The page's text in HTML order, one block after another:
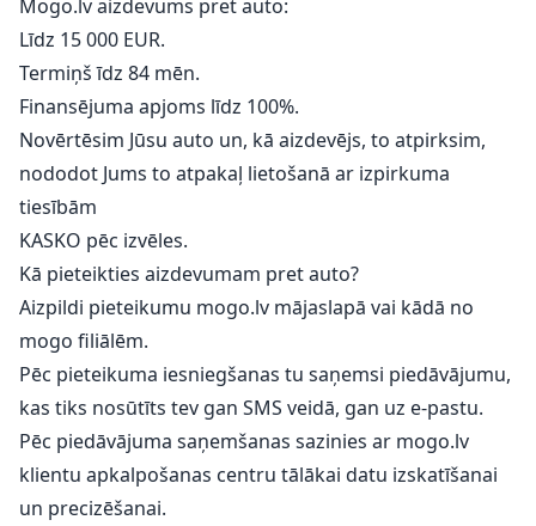
Mogo.lv aizdevums pret auto:
Līdz 15 000 EUR.
Termiņš īdz 84 mēn.
Finansējuma apjoms līdz 100%.
Novērtēsim Jūsu auto un, kā aizdevējs, to atpirksim,
nododot Jums to atpakaļ lietošanā ar izpirkuma
tiesībām
KASKO pēc izvēles.
Kā pieteikties aizdevumam pret auto?
Aizpildi pieteikumu mogo.lv mājaslapā vai kādā no
mogo filiālēm.
Pēc pieteikuma iesniegšanas tu saņemsi piedāvājumu,
kas tiks nosūtīts tev gan SMS veidā, gan uz e-pastu.
Pēc piedāvājuma saņemšanas sazinies ar mogo.lv
klientu apkalpošanas centru tālākai datu izskatīšanai
un precizēšanai.